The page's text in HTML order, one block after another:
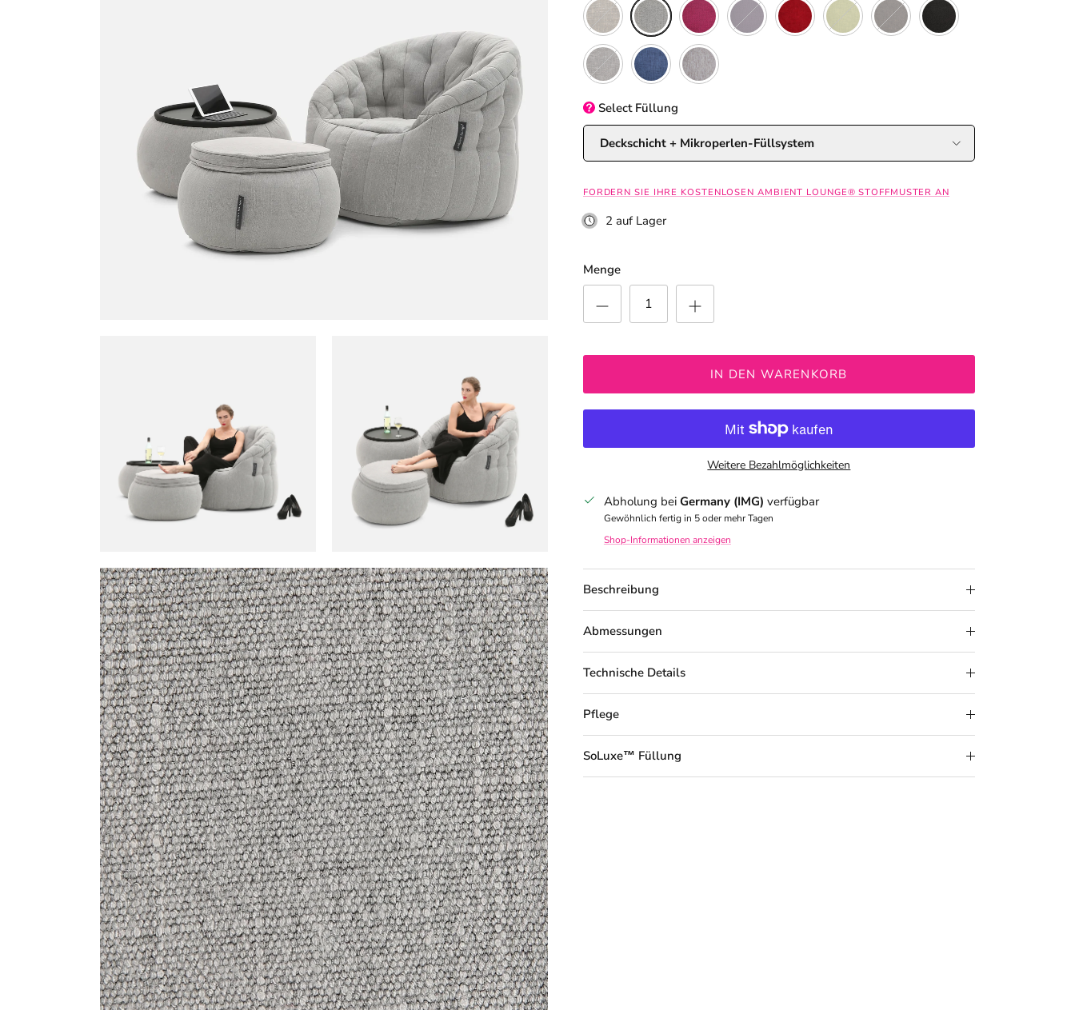
Luscious Grey
Blue Jazz Tundra Spring
Select Füllung
Deckschicht + Mikroperlen-Füllsystem
FORDERN SIE IHRE KOSTENLOSEN AMBIENT LOUNGE® STOFFMUSTER AN
2 auf Lager
Menge
IN DEN WARENKORB
Weitere Bezahlmöglichkeiten
Abholung bei Germany (IMG) verfügbar
Gewöhnlich fertig in 5 oder mehr Tagen
Shop-Informationen anzeigen
Beschreibung
Abmessungen
Technische Details
Pflege
SoLuxe™ Füllung